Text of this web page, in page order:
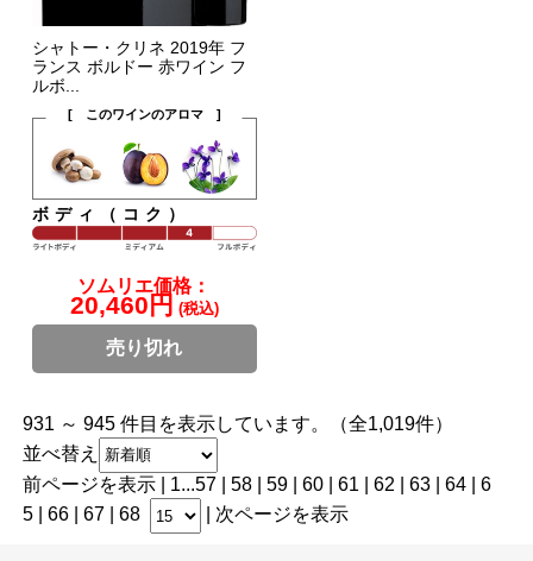
シャトー・クリネ 2019年 フ
ランス ボルドー 赤ワイン フ
ルボ...
[ このワインのアロマ ]
ボディ（コク）
ソムリエ価格：
20,460円 (税込)
売り切れ
931 ～ 945 件目を表示しています。（全1,019件）
並べ替え
前ページを表示| 1...57| 58| 59| 60| 61 62 | 63 | 64| 6
5| 66| 67| 68 次ページを表示